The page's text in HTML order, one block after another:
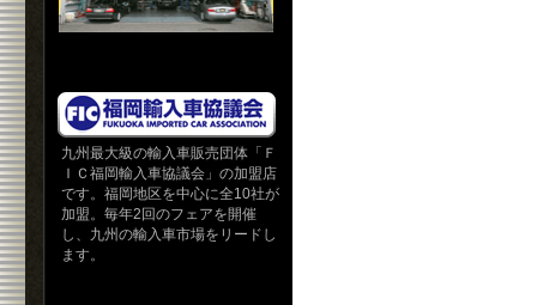
九州最大級の輸入車販売団体「Ｆ
ＩＣ福岡輸入車協議会」の加盟店
です。福岡地区を中心に全10社が
加盟。毎年2回のフェアを開催
し、九州の輸入車市場をリードし
ます。